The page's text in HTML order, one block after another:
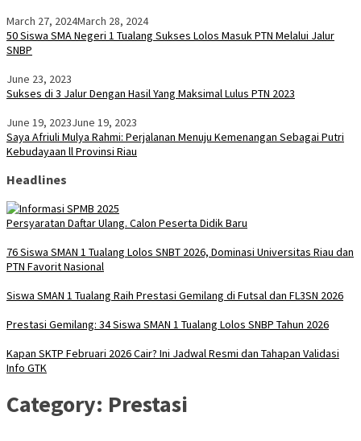
March 27, 2024March 28, 2024
50 Siswa SMA Negeri 1 Tualang Sukses Lolos Masuk PTN Melalui Jalur
SNBP
June 23, 2023
Sukses di 3 Jalur Dengan Hasil Yang Maksimal Lulus PTN 2023
June 19, 2023June 19, 2023
Saya Afriuli Mulya Rahmi: Perjalanan Menuju Kemenangan Sebagai Putri
Kebudayaan ll Provinsi Riau
Headlines
Persyaratan Daftar Ulang. Calon Peserta Didik Baru
76 Siswa SMAN 1 Tualang Lolos SNBT 2026, Dominasi Universitas Riau dan
PTN Favorit Nasional
Siswa SMAN 1 Tualang Raih Prestasi Gemilang di Futsal dan FL3SN 2026
Prestasi Gemilang: 34 Siswa SMAN 1 Tualang Lolos SNBP Tahun 2026
Kapan SKTP Februari 2026 Cair? Ini Jadwal Resmi dan Tahapan Validasi
Info GTK
Category: Prestasi